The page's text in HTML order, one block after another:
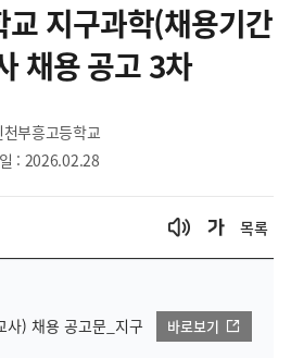
지구과학(채용기간
채용 공고 3차
부흥고등학교
: 2026.02.28
목록
사) 채용 공고문_지구
바로보기